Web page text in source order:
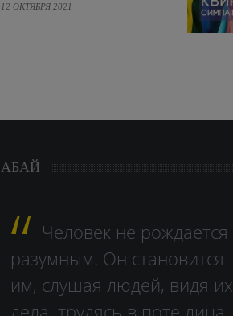
12 ОКТЯБРЯ 2021
АБАЙ
Человек не рождается
разумным. Он становится
им, слушая людей, видя их
дела, тру­дясь в поте лица.